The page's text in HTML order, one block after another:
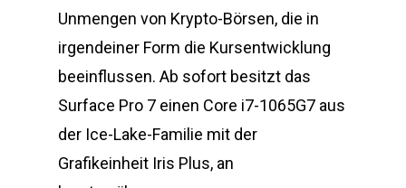
Unmengen von Krypto-Börsen, die in
irgendeiner Form die Kursentwicklung
beeinflussen. Ab sofort besitzt das
Surface Pro 7 einen Core i7-1065G7 aus
der Ice-Lake-Familie mit der
Grafikeinheit Iris Plus, an